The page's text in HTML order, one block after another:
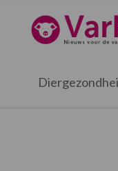
hoofdnavigatie
hoofd
eerste
voettekst
Varkensbedrijf.nl